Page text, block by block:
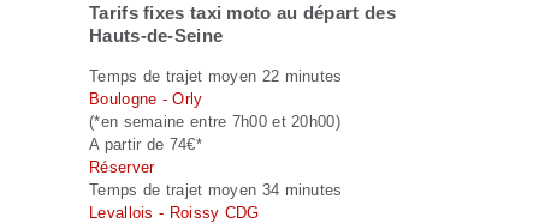
Tarifs fixes taxi moto au départ des
Hauts-de-Seine
Temps de trajet moyen 22 minutes
Boulogne - Orly
(*en semaine entre 7h00 et 20h00)
A partir de 74€*
Réserver
Temps de trajet moyen 34 minutes
Levallois - Roissy CDG